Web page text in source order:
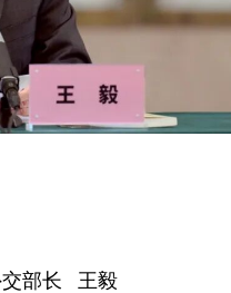
交部长 王毅